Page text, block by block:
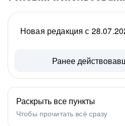
Новая редакция с
Ранее
Раскрыть все пункты
Чтобы прочитать всё сразу